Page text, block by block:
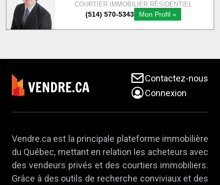
Contactez-nous
Connexion
Vendre.ca est la principale plateforme immobilière
du Québec, mettant en relation les acheteurs avec
des vendeurs privés et des courtiers immobiliers.
Grâce à des outils de recherche conviviaux et des